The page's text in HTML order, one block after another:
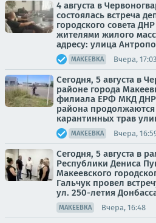
4 августа в
состоялась встреча
городского совета
жителями жилого
адресу: улица
МАКЕЕВКА Вчера, 17:03
Сегодня, 5 августа в
районе города
филиала ЕРФ МКД ДНР
района
карантинных трав
МАКЕЕВКА Вчера,
Сегодня, 5 августа в
Республики Дениса
Макеевского
Гальчук провел
ул. 250-летия
МАКЕЕВКА Вчера, 16:48